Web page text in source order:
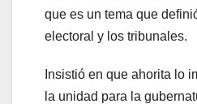
que es un tema que
electoral y los tribunales.
Insistió en que ahorita lo
la unidad para la